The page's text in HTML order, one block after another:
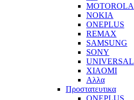
MOTOROLA
NOKIA
ONEPLUS
REMAX
SAMSUNG
SONY
UNIVERSAL
XIAOMI
Αλλα
Προστατευτικα
ONEPLUS